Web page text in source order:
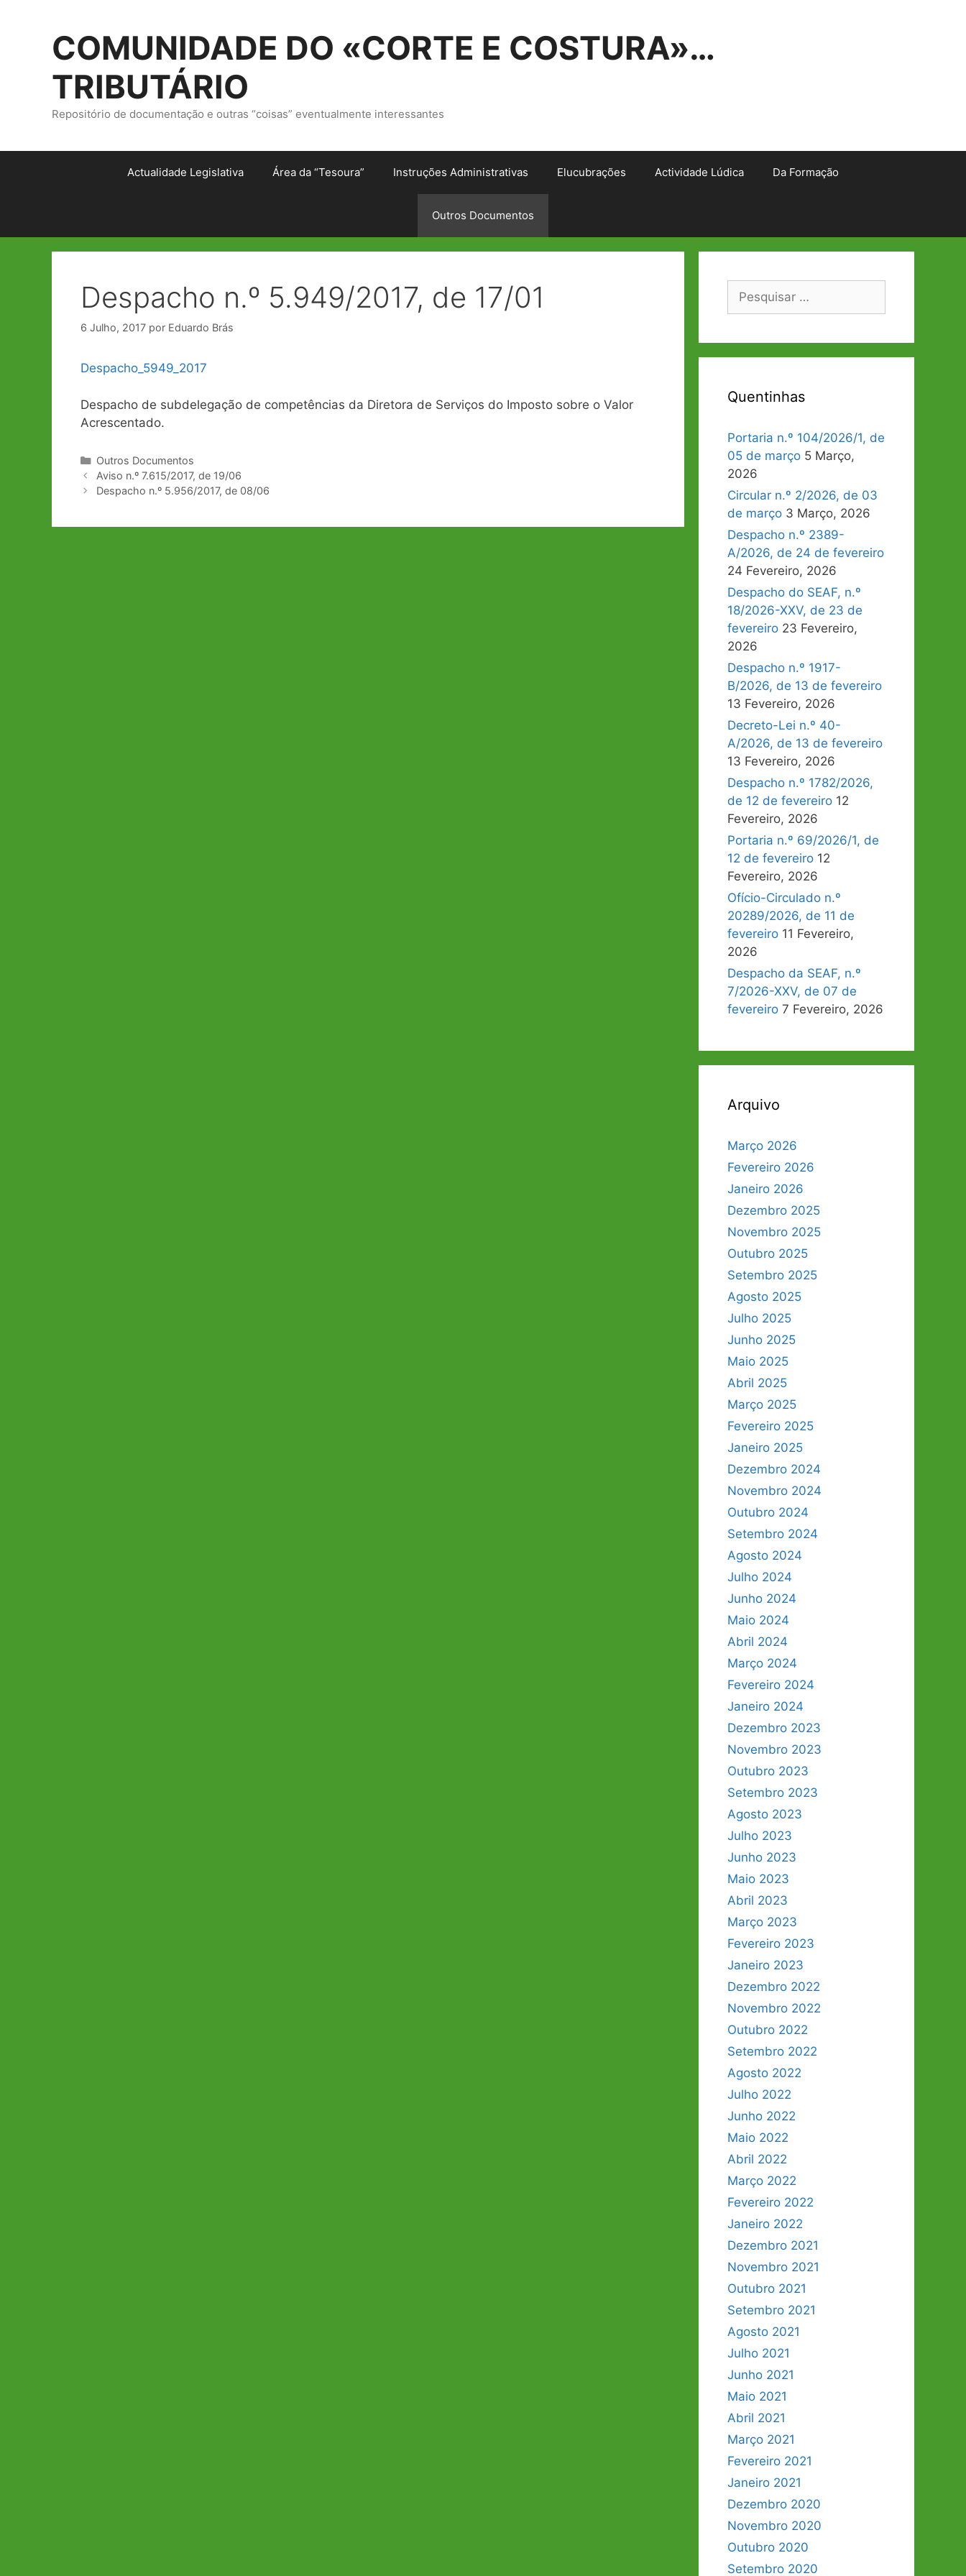
COMUNIDADE DO «CORTE E COSTURA»…
TRIBUTÁRIO
Repositório de documentação e outras “coisas” eventualmente interessantes
Actualidade Legislativa Área da “Tesoura” Instruções Administrativas Elucubrações Actividade Lúdica Da Formação
Outros Documentos
Despacho n.º 5.949/2017, de 17/01
6 Julho, 2017 por Eduardo Brás
Despacho_5949_2017
Despacho de subdelegação de competências da Diretora de Serviços do Imposto sobre o Valor
Acrescentado.
Categorias
Outros Documentos
Navegação
de
Aviso n.º 7.615/2017, de 19/06
Despacho n.º 5.956/2017, de 08/06
Pesquisar
Quentinhas
Portaria n.º 104/2026/1, de
05 de março 5 Março,
2026
Circular n.º 2/2026, de 03
de março 3 Março, 2026
Despacho n.º 2389-
A/2026, de 24 de fevereiro
24 Fevereiro, 2026
Despacho do SEAF, n.º
18/2026-XXV, de 23 de
fevereiro 23 Fevereiro,
2026
Despacho n.º 1917-
B/2026, de 13 de fevereiro
13 Fevereiro, 2026
Decreto-Lei n.º 40-
A/2026, de 13 de fevereiro
13 Fevereiro, 2026
Despacho n.º 1782/2026,
de 12 de fevereiro 12
Fevereiro, 2026
Portaria n.º 69/2026/1, de
12 de fevereiro 12
Fevereiro, 2026
Ofício-Circulado n.º
20289/2026, de 11 de
fevereiro 11 Fevereiro,
2026
Despacho da SEAF, n.º
7/2026-XXV, de 07 de
fevereiro 7 Fevereiro, 2026
Arquivo
Março 2026
Fevereiro 2026
Janeiro 2026
Dezembro 2025
Novembro 2025
Outubro 2025
Setembro 2025
Agosto 2025
Julho 2025
Junho 2025
Maio 2025
Abril 2025
Março 2025
Fevereiro 2025
Janeiro 2025
Dezembro 2024
Novembro 2024
Outubro 2024
Setembro 2024
Agosto 2024
Julho 2024
Junho 2024
Maio 2024
Abril 2024
Março 2024
Fevereiro 2024
Janeiro 2024
Dezembro 2023
Novembro 2023
Outubro 2023
Setembro 2023
Agosto 2023
Julho 2023
Junho 2023
Maio 2023
Abril 2023
Março 2023
Fevereiro 2023
Janeiro 2023
Dezembro 2022
Novembro 2022
Outubro 2022
Setembro 2022
Agosto 2022
Julho 2022
Junho 2022
Maio 2022
Abril 2022
Março 2022
Fevereiro 2022
Janeiro 2022
Dezembro 2021
Novembro 2021
Outubro 2021
Setembro 2021
Agosto 2021
Julho 2021
Junho 2021
Maio 2021
Abril 2021
Março 2021
Fevereiro 2021
Janeiro 2021
Dezembro 2020
Novembro 2020
Outubro 2020
Setembro 2020